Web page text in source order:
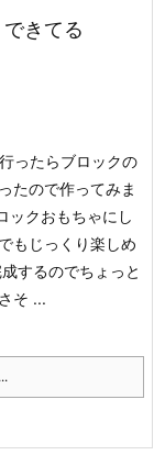
きてる
ったらブロックの
たので作ってみま
ックおもちゃにし
もじっくり楽しめ
するのでちょっと
そ ...